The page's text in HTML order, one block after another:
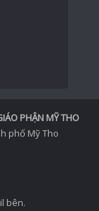
PHẬN MỸ THO
phố Mỹ Tho
bên.